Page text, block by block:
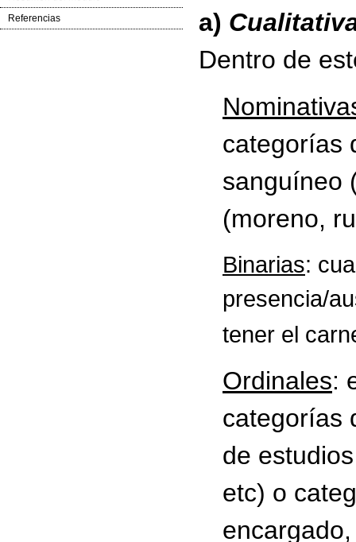
Referencias
a)
Dentro de
categorías
sanguíneo
(moreno,
Binarias:
presencia/
tener el
Ordinales:
categorías
de
etc) o